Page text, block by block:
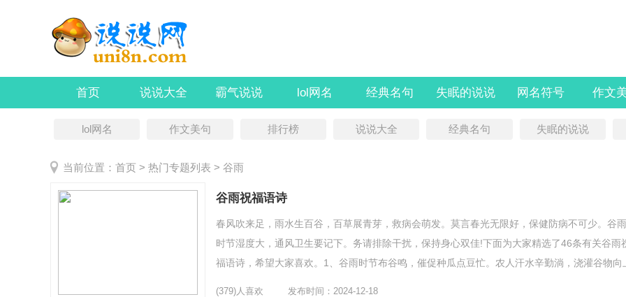
首页 说说大全 霸气说说 lol网名 经典名句 失眠的说说 网名符号 作文
lol网名 作文美句 排行榜 说说大全 经典名句 失眠的说说
当前位置： 首页 > 热门专题列表 > 谷雨
谷雨祝福语诗
春风吹来足，雨水生百谷，百草展青芽，救病会萌发。莫言春光无限好，保健防病不可少。谷雨
时节湿度大，通风卫生要记下。务请排除干扰，保持身心双佳!下面为大家精选了46条有关谷雨
福语诗，希望大家喜欢。1、谷雨时节布谷鸣，催促种瓜点豆忙。农人汗水辛勤淌，浇灌谷物向
(379)人喜欢 发布时间：2024-12-18